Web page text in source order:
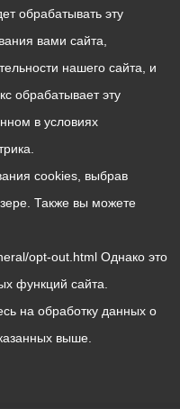
обрабатывать эту
вами сайта,
нашего сайта, и
обрабатывает эту
в условиях
cookies, выбрав
Также вы можете
opt-out.html Однако это
функций сайта.
на обработку данных о
выше.